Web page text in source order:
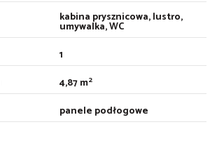
kabina prysznicowa, lustro,
umywalka, WC
1
4,87 m2
panele podłogowe